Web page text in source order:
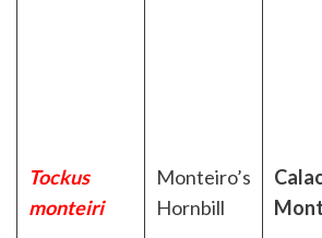
Tockus
monteiri
Monteiro’s
Hornbill